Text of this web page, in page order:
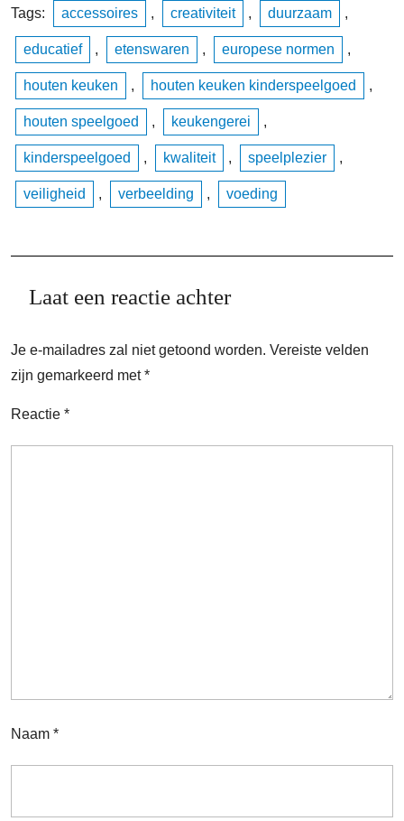
Tags: accessoires , creativiteit , duurzaam ,
educatief , etenswaren , europese normen ,
houten keuken , houten keuken kinderspeelgoed ,
houten speelgoed , keukengerei ,
kinderspeelgoed , kwaliteit , speelplezier ,
veiligheid , verbeelding , voeding
Laat een reactie achter
Je e-mailadres zal niet getoond worden. Vereiste velden
zijn gemarkeerd met*
Reactie *
Naam *